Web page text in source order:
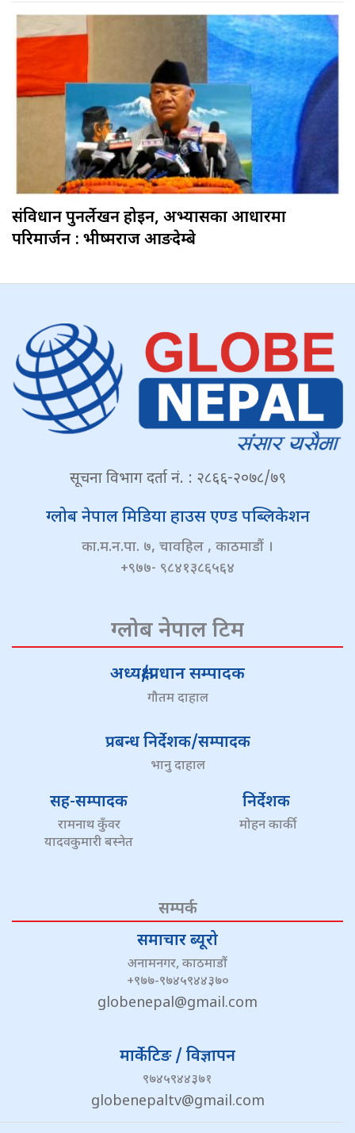
संविधान पुनर्लेखन होइन, अभ्यासका आधारमा
परिमार्जन : भीष्मराज आङदेम्बे
सूचना विभाग दर्ता नं. : २८६६-२०७८/७९
ग्लोब नेपाल मिडिया हाउस एण्ड पब्लिकेशन
का.म.न.पा. ७, चावहिल , काठमाडौं ।
+९७७- ९८४१३८६५६४
ग्लोब नेपाल टिम
अध्यक्ष/प्रधान सम्पादक
गौतम दाहाल
प्रबन्ध निर्देशक/सम्पादक
भानु दाहाल
सह-सम्पादक
रामनाथ कुँवर
यादवकुमारी बस्नेत
निर्देशक
मोहन कार्की
सम्पर्क
समाचार ब्यूरो
अनामनगर, काठमाडौं
+९७७-९७४५९४४३७०
globenepal@gmail.com
मार्केटिङ / विज्ञापन
९७४५९४४३७१
globenepaltv@gmail.com